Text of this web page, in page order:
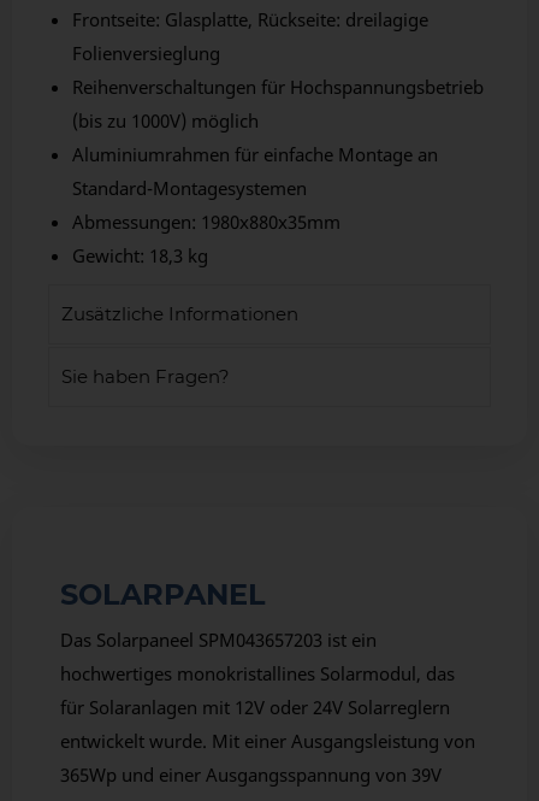
Frontseite: Glasplatte, Rückseite: dreilagige
Folienversieglung
Reihenverschaltungen für Hochspannungsbetrieb
(bis zu 1000V) möglich
Aluminiumrahmen für einfache Montage an
Standard-Montagesystemen
Abmessungen: 1980x880x35mm
Gewicht: 18,3 kg
Zusätzliche Informationen
Sie haben Fragen?
SOLARPANEL
Das Solarpaneel SPM043657203 ist ein
hochwertiges monokristallines Solarmodul, das
für Solaranlagen mit 12V oder 24V Solarreglern
entwickelt wurde. Mit einer Ausgangsleistung von
365Wp und einer Ausgangsspannung von 39V